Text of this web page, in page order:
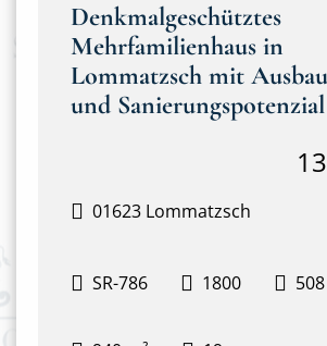
Denkmalgeschütztes
Mehrfamilienhaus in
Lommatzsch mit
und Sanierungspotenzial
01623 Lommatzsch
SR-786 1800